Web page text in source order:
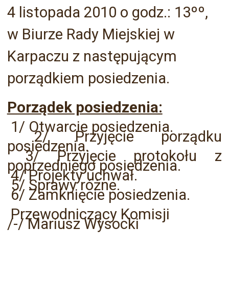
4 listopada 2010 o godz.: 13ºº,
w Biurze Rady Miejskiej w
Karpaczu z następującym
porządkiem posiedzenia.
Porządek posiedzenia:
1/ Otwarcie posiedzenia.
2/ Przyjęcie porządku
posiedzenia.
3/ Przyjęcie protokołu z
poprzedniego posiedzenia.
4/ Projekty uchwał.
5/ Sprawy różne.
6/ Zamknięcie posiedzenia.
Przewodniczący Komisji
/-/ Mariusz Wysocki